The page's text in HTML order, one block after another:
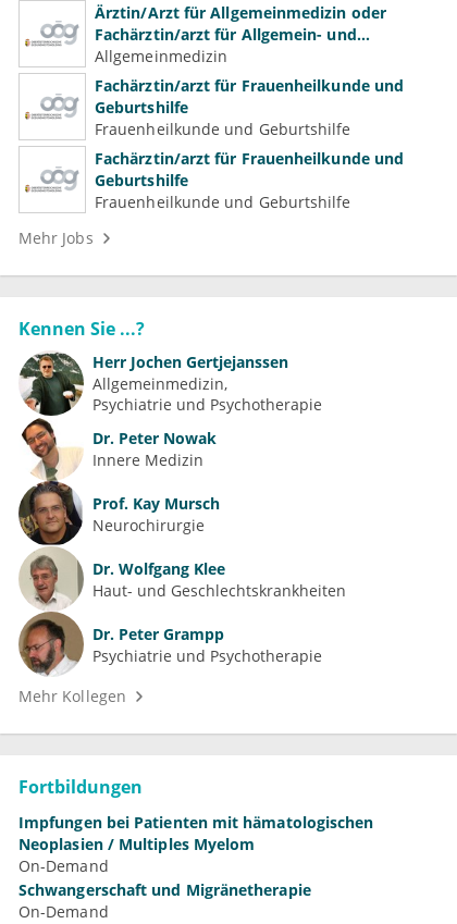
Ärztin/Arzt für Allgemeinmedizin oder
Fachärztin/arzt für Allgemein- und
Familienmedizin für Psychiatrie und
Psychotherapeutische Medizin
Allgemeinmedizin
Fachärztin/arzt für Frauenheilkunde und
Geburtshilfe
Frauenheilkunde und Geburtshilfe
Fachärztin/arzt für Frauenheilkunde und
Geburtshilfe
Frauenheilkunde und Geburtshilfe
Mehr Jobs
Kennen Sie ...?
Herr Jochen Gertjejanssen
Allgemeinmedizin
Psychiatrie und Psychotherapie
Dr. Peter Nowak
Innere Medizin
Prof. Kay Mursch
Neurochirurgie
Dr. Wolfgang Klee
Haut- und Geschlechtskrankheiten
Dr. Peter Grampp
Psychiatrie und Psychotherapie
Mehr Kollegen
Fortbildungen
Impfungen bei Patienten mit hämatologischen
Neoplasien / Multiples Myelom
On-Demand
Schwangerschaft und Migränetherapie
On-Demand